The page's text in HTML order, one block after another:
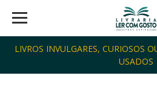
LIVROS INVULGARES, CURIOSOS
USADOS